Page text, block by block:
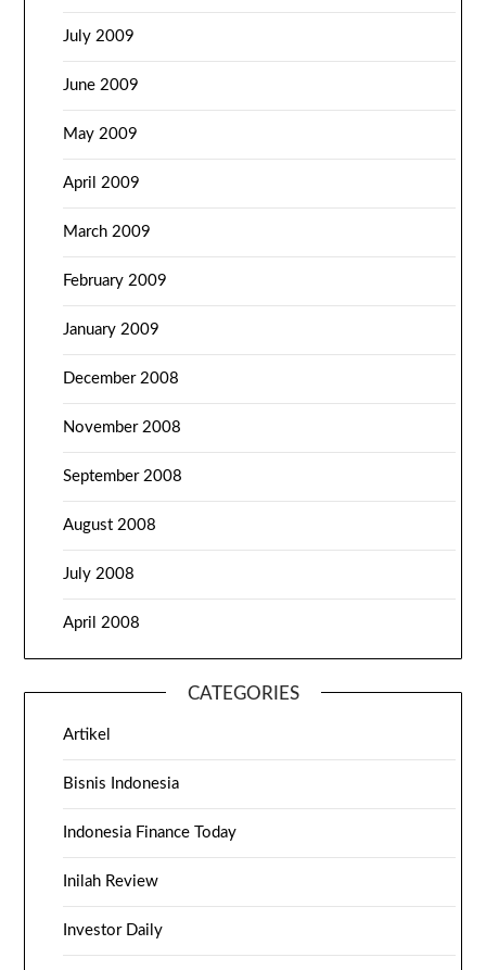
July 2009
June 2009
May 2009
April 2009
March 2009
February 2009
January 2009
December 2008
November 2008
September 2008
August 2008
July 2008
April 2008
CATEGORIES
Artikel
Bisnis Indonesia
Indonesia Finance Today
Inilah Review
Investor Daily